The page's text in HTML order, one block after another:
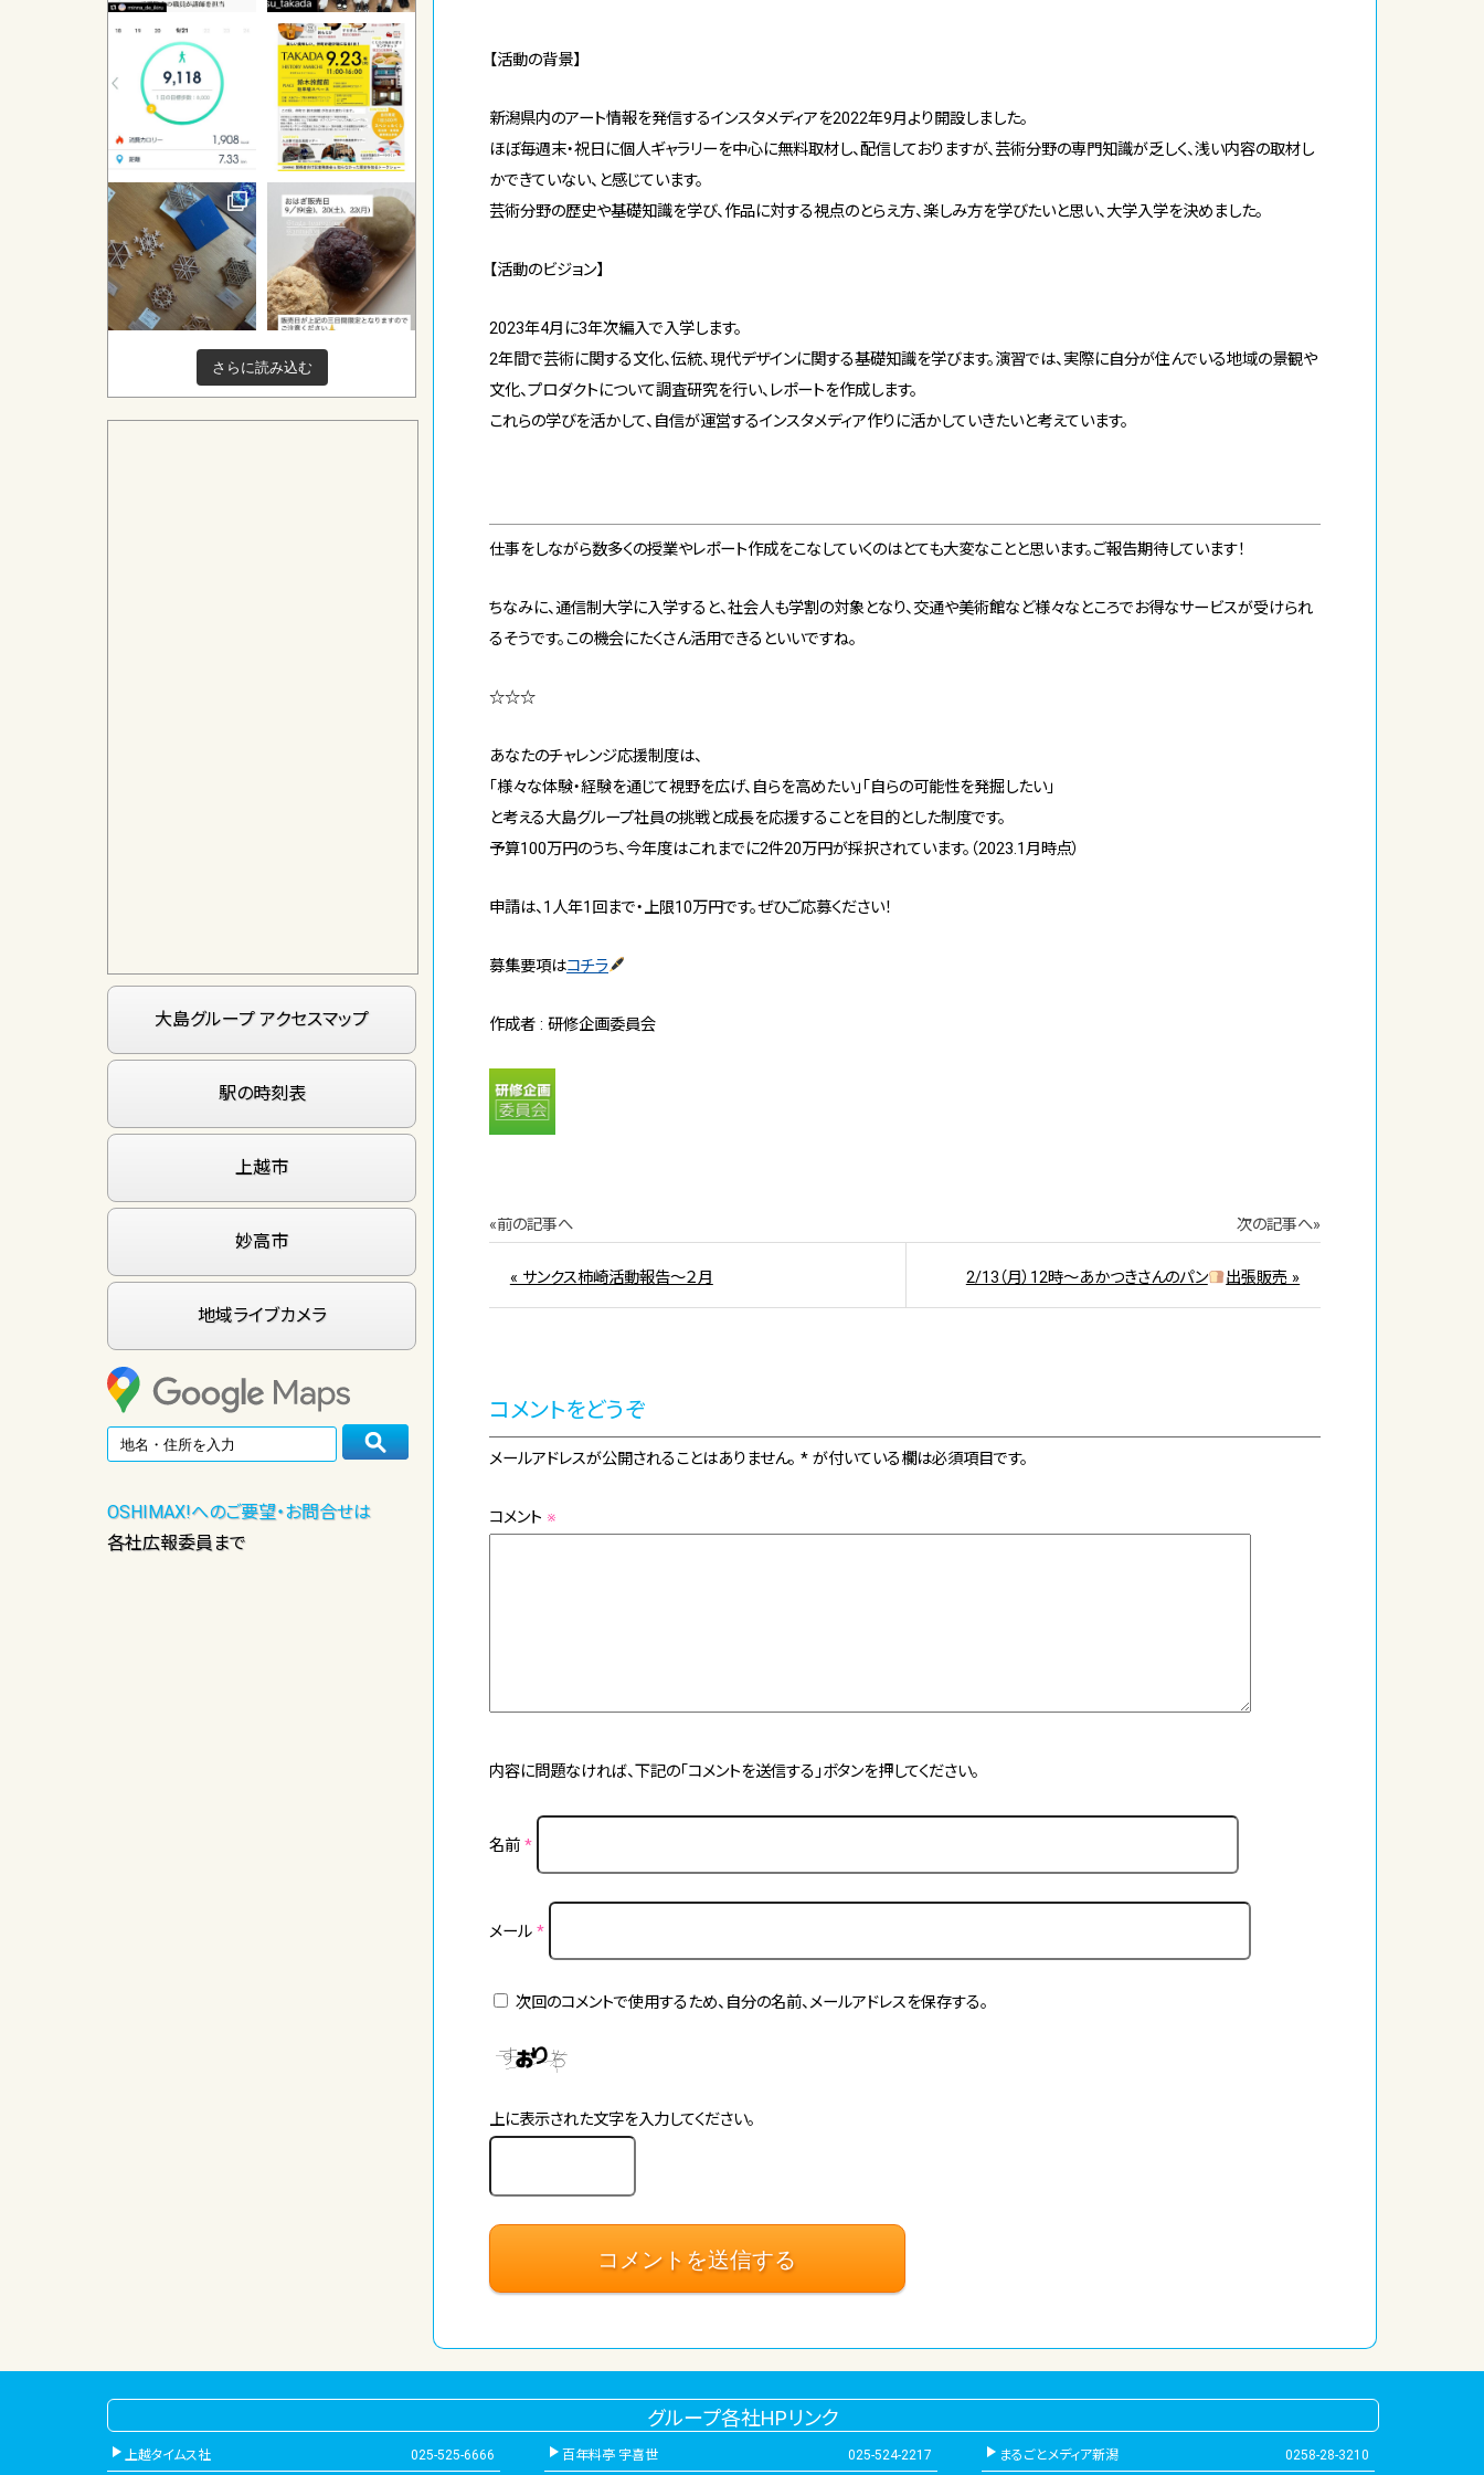
さらに読み込む
大島グループ アクセスマップ
駅の時刻表
上越市
妙高市
地域ライブカメラ
OSHIMAX!へのご要望・お問合せは
各社広報委員まで
【活動の背景】
新潟県内のアート情報を発信するインスタメディアを2022年9月より開設しました。
ほぼ毎週末・祝日に個人ギャラリーを中心に無料取材し、配信しておりますが、芸術分野の専門知識が乏しく、浅い内容の取材し
かできていない、と感じています。
芸術分野の歴史や基礎知識を学び、作品に対する視点のとらえ方、楽しみ方を学びたいと思い、大学入学を決めました。
【活動のビジョン】
2023年4月に3年次編入で入学します。
2年間で芸術に関する文化、伝統、現代デザインに関する基礎知識を学びます。演習では、実際に自分が住んでいる地域の景観や
文化、プロダクトについて調査研究を行い、レポートを作成します。
これらの学びを活かして、自信が運営するインスタメディア作りに活かしていきたいと考えています。
仕事をしながら数多くの授業やレポート作成をこなしていくのはとても大変なことと思います。ご報告期待しています！
ちなみに、通信制大学に入学すると、社会人も学割の対象となり、交通や美術館など様々なところでお得なサービスが受けられ
るそうです。この機会にたくさん活用できるといいですね。
☆☆☆
あなたのチャレンジ応援制度は、
「様々な体験・経験を通じて視野を広げ、自らを高めたい」「自らの可能性を発掘したい」
と考える大島グループ社員の挑戦と成長を応援することを目的とした制度です。
予算100万円のうち、今年度はこれまでに2件20万円が採択されています。（2023.1月時点）
申請は、1人年1回まで・上限10万円です。ぜひご応募ください！
募集要項はコチラ
作成者 : 研修企画委員会
«前の記事へ 次の記事へ»
« サンクス柿崎活動報告～２月 2/13（月）12時～あかつきさんのパン 出張販売 »
コメントをどうぞ
メールアドレスが公開されることはありません。 * が付いている欄は必須項目です。
コメント ※
内容に問題なければ、下記の「コメントを送信する」ボタンを押してください。
名前 *
メール *
次回のコメントで使用するため、自分の名前、メールアドレスを保存する。
上に表示された文字を入力してください。
グループ各社HPリンク
上越タイムス社 025-525-6666 百年料亭 宇喜世 025-524-2217 まるごとメディア新潟 0258-28-3210